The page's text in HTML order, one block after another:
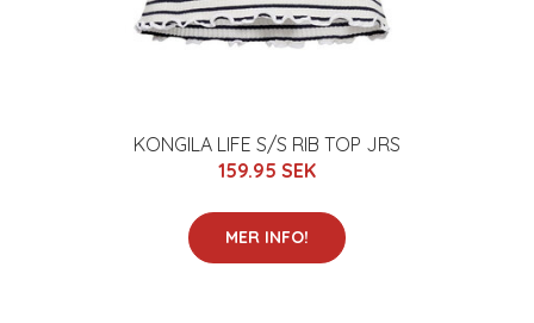
KONGILA LIFE S/S RIB TOP JRS
159.95 SEK
MER INFO!